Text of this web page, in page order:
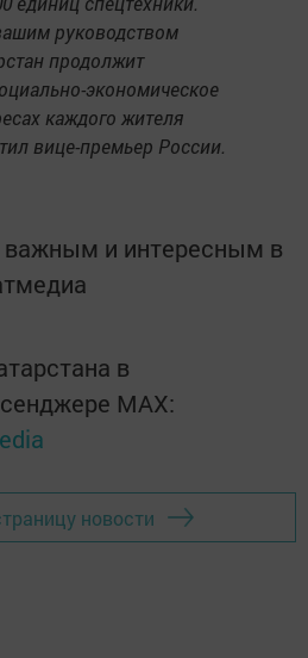
руководством
продолжит
экономическое
каждого жителя
вице-премьер России.
и интересным в
в
MАХ:
новости